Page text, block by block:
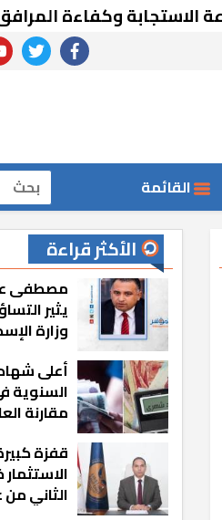
وكفاءة المرافق
facebook
twitter
القائمة بحث
الأكثر قراءة
مصطفى
يثير
وزارة
المناصب؟
أعلى
السنوية
مقارنة
قفزة
الاستثمار
الثاني من